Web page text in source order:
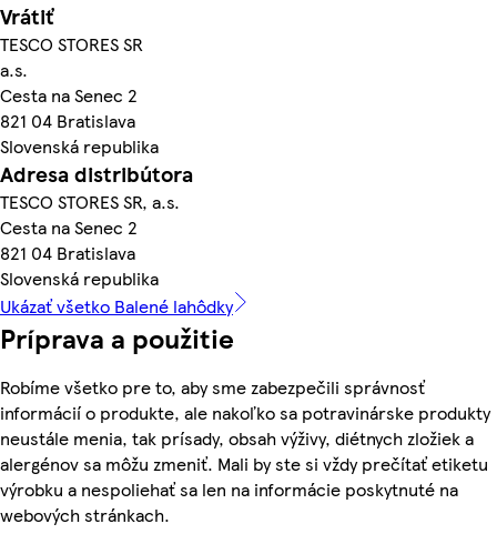
Vrátiť
TESCO STORES SR
a.s.
Cesta na Senec 2
821 04 Bratislava
Slovenská republika
Adresa distribútora
TESCO STORES SR, a.s.
Cesta na Senec 2
821 04 Bratislava
Slovenská republika
Ukázať všetko Balené lahôdky
Príprava a použitie
Robíme všetko pre to, aby sme zabezpečili správnosť
informácií o produkte, ale nakoľko sa potravinárske produkty
neustále menia, tak prísady, obsah výživy, diétnych zložiek a
alergénov sa môžu zmeniť. Mali by ste si vždy prečítať etiketu
výrobku a nespoliehať sa len na informácie poskytnuté na
webových stránkach.